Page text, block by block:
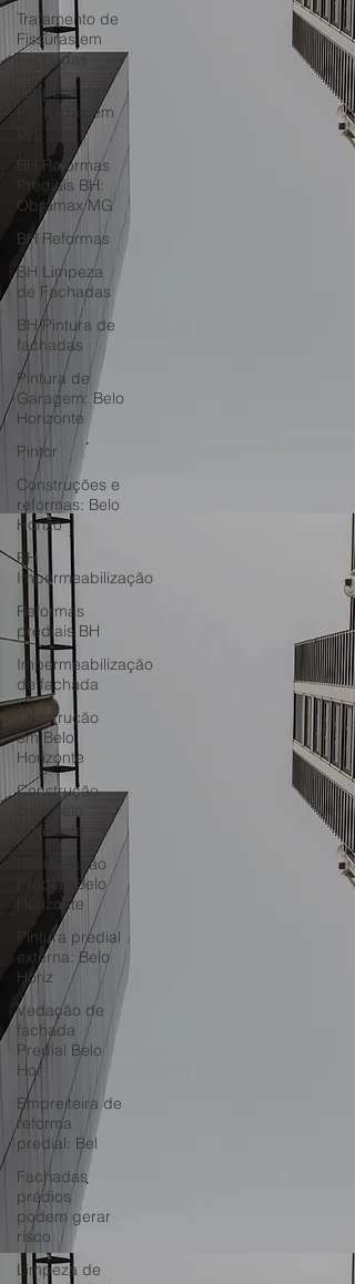
Tratamento de
Fissuras em
Fachadas
Limpeza de
Fachadas em
BH Reformas
Prediais BH:
Obramax MG
BH Reformas
BH Limpeza
de Fachadas
BH Pintura de
fachadas
Pintura de
Garagem: Belo
Horizonte
Pintor
Construções e
reformas: Belo
Horizo
BH
Impermeabilização
Reformas
prediais BH
Impermeabilização
de fachada
Construção
em Belo
Horizonte
Construção
civil: Belo
Horizonte
Restauração
Predial: Belo
Horizonte
Pintura predial
externa: Belo
Horiz
Vedação de
fachada
Predial Belo
Hor
Empreiteira de
reforma
predial: Bel
Fachadas
prédios
podem gerar
risco
Limpeza de
Horizonte